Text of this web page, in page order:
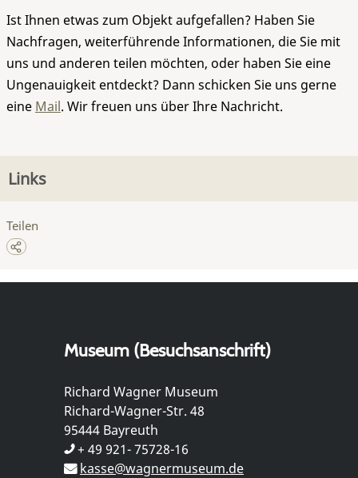
Ist Ihnen etwas zum Objekt aufgefallen? Haben Sie
Nachfragen, weiterführende Informationen, die Sie mit
uns und anderen teilen möchten, oder haben Sie eine
Ungenauigkeit entdeckt? Dann schicken Sie uns gerne
eine Mail. Wir freuen uns über Ihre Nachricht.
Links
Teilen
Museum (Besuchsanschrift)
Richard Wagner Museum
Richard-Wagner-Str. 48
95444 Bayreuth
+ 49 921- 75728-16
kasse@wagnermuseum.de